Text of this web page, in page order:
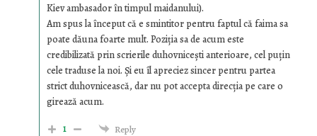
Kiev ambasador în timpul maidanului).
Am spus la început că e smintitor pentru faptul că faima sa
poate dăuna foarte mult. Poziția sa de acum este
credibilizată prin scrierile duhovnicești anterioare, cel puțin
cele traduse la noi. Și eu îl apreciez sincer pentru partea
strict duhovnicească, dar nu pot accepta direcția pe care o
girează acum.
1
Reply